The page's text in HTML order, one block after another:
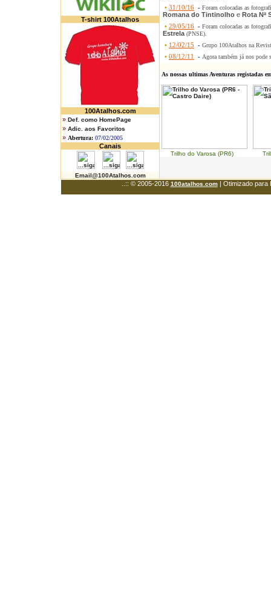
T-shirt 100Atalhos
100Atalhos.com
» Def. como HomePage
» Adic. aos Favoritos
» Abertura: 07/02/2005
Canais
Email@100Atalhos.com
• 31/10/16 - Foram colocadas as
Romana do Tintinolho e Rota Nª
• 29/05/16 - Foram colocadas as
Estrela (PNSE).
• 12/02/15 - Grupo 100Atalhos na
• 08/12/11 - Agora também já nos pode
As nossas ultimas Aventuras registadas
Trilho do Varosa (PR6) Trilho
..:: © 2005-2016 100atalhos.com| Otimizado para